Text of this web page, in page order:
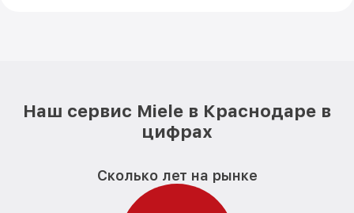
Наш сервис Miele в Краснодаре в
цифрах
Сколько лет на рынке